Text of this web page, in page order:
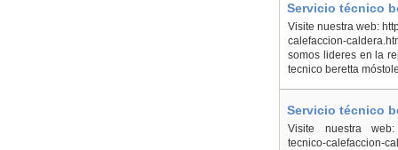
Servicio técnico
Visite nuestra web:
calefaccion-
somos lideres en la
tecnico beretta
Servicio técnico
Vallès
Visite nuestra web:
tecnico-